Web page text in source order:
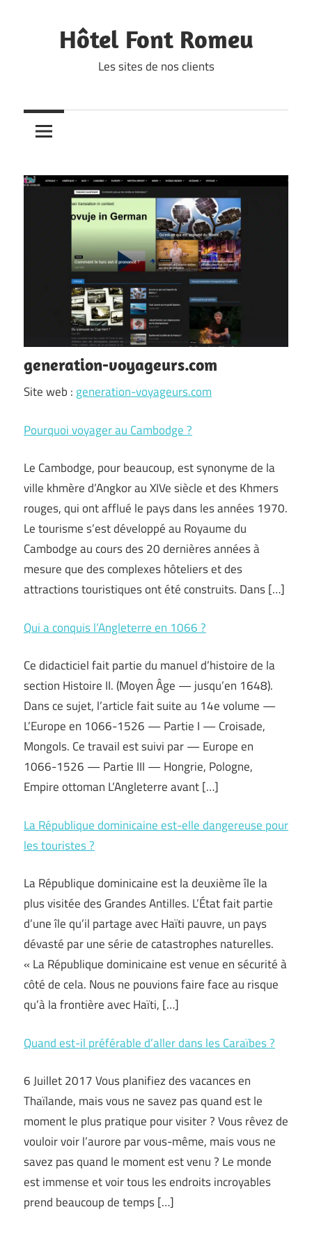
contentHôtel Font Romeu
Les sites de nos clients
generation-voyageurs.com
Site web : generation-voyageurs.com
Pourquoi voyager au Cambodge ?
Le Cambodge, pour beaucoup, est synonyme de la
ville khmère d’Angkor au XIVe siècle et des Khmers
rouges, qui ont afflué le pays dans les années 1970.
Le tourisme s’est développé au Royaume du
Cambodge au cours des 20 dernières années à
mesure que des complexes hôteliers et des
attractions touristiques ont été construits. Dans […]
Qui a conquis l’Angleterre en 1066 ?
Ce didacticiel fait partie du manuel d’histoire de la
section Histoire II. (Moyen Âge — jusqu’en 1648).
Dans ce sujet, l’article fait suite au 14e volume —
L’Europe en 1066-1526 — Partie I — Croisade,
Mongols. Ce travail est suivi par — Europe en
1066-1526 — Partie III — Hongrie, Pologne,
Empire ottoman L’Angleterre avant […]
La République dominicaine est-elle dangereuse pour
les touristes ?
La République dominicaine est la deuxième île la
plus visitée des Grandes Antilles. L’État fait partie
d’une île qu’il partage avec Haïti pauvre, un pays
dévasté par une série de catastrophes naturelles.
« La République dominicaine est venue en sécurité à
côté de cela. Nous ne pouvions faire face au risque
qu’à la frontière avec Haïti, […]
Quand est-il préférable d’aller dans les Caraïbes ?
6 Juillet 2017 Vous planifiez des vacances en
Thaïlande, mais vous ne savez pas quand est le
moment le plus pratique pour visiter ? Vous rêvez de
vouloir voir l’aurore par vous-même, mais vous ne
savez pas quand le moment est venu ? Le monde
est immense et voir tous les endroits incroyables
prend beaucoup de temps […]